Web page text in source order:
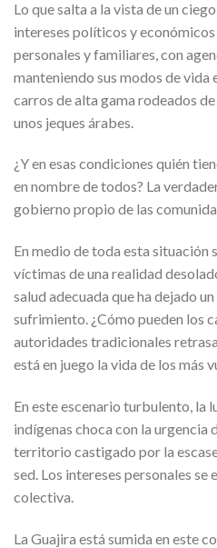
Lo que salta a la vista de un
intereses políticos y
personales y familiares, con
manteniendo sus modos de vida
carros de alta gama rodeados
unos jeques árabes.
¿Y en esas condiciones quién
en nombre de todos? La
gobierno propio de las
En medio de toda esta situación
víctimas de una realidad
salud adecuada que ha dejado
sufrimiento. ¿Cómo pueden los
autoridades tradicionales
está en juego la vida de los más
En este escenario turbulento, la
indígenas choca con la urgencia
territorio castigado por la
sed. Los intereses personales se
colectiva.
La Guajira está sumida en este